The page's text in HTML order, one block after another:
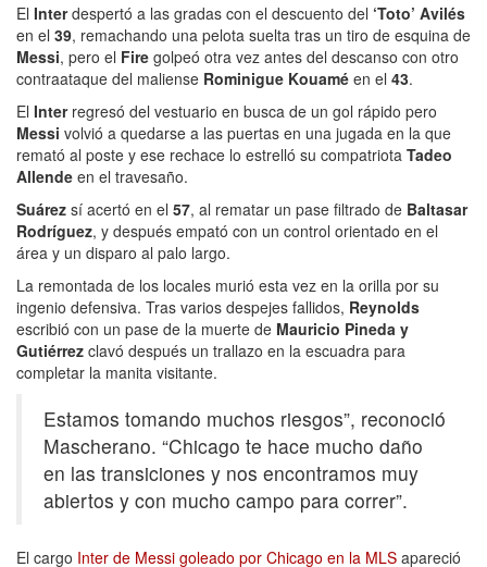
El Interdespertó a las gradas con el descuento del ‘Toto’ Avilés
en el 39, remachando una pelota suelta tras un tiro de esquina de
Messi, pero el Fire golpeó otra vez antes del descanso con otro
contraataque del maliense Rominigue Kouamé en el 43.
El Interregresó del vestuario en busca de un gol rápido pero
Messi volvió a quedarse a las puertas en una jugada en la que
remató al poste y ese rechace lo estrelló su compatriota Tadeo
Allende en el travesaño.
Suárez sí acertó en el 57, al rematar un pase filtrado de Baltasar
Rodríguez, y después empató con un control orientado en el
área y un disparo al palo largo.
La remontada de los locales murió esta vez en la orilla por su
ingenio defensiva. Tras varios despejes fallidos, Reynolds
escribió con un pase de la muerte de Mauricio Pineda y
Gutiérrez clavó después un trallazo en la escuadra para
completar la manita visitante.
Estamos tomando muchos riesgos”, reconoció
Mascherano. “Chicago te hace mucho daño
en las transiciones y nos encontramos muy
abiertos y con mucho campo para correr”.
El cargo Inter de Messi goleado por Chicago en la MLS apareció